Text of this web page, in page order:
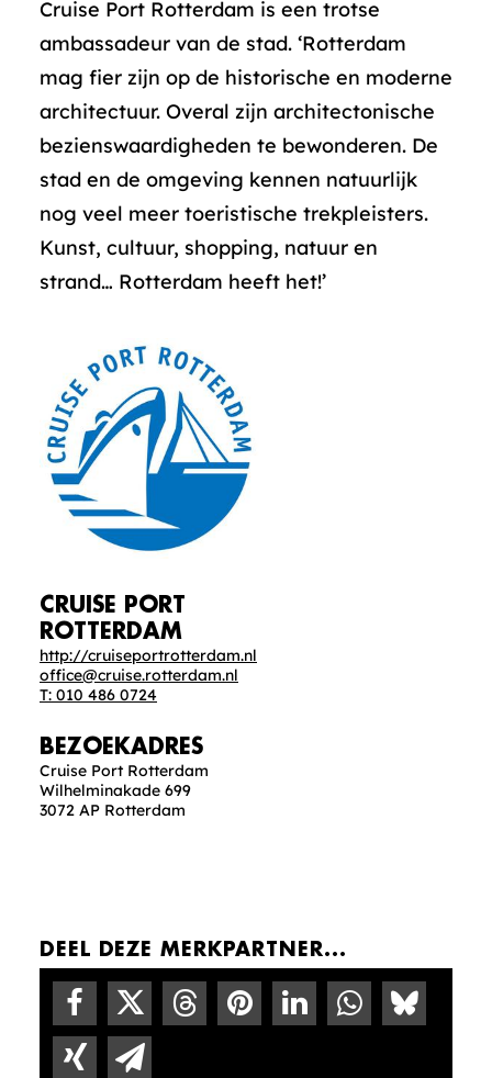
CRUISE PORT
ROTTERDAM
http://cruiseportrotterdam.nl
office@cruise.rotterdam.nl
T: 010 486 0724
BEZOEKADRES
Cruise Port Rotterdam
Wilhelminakade 699
3072 AP Rotterdam
Cruise Port Rotterdam is een trotse
ambassadeur van de stad. ‘Rotterdam
mag fier zijn op de historische en moderne
architectuur. Overal zijn architectonische
bezienswaardigheden te bewonderen. De
stad en de omgeving kennen natuurlijk
nog veel meer toeristische trekpleisters.
Kunst, cultuur, shopping, natuur en
strand… Rotterdam heeft het!’
DEEL DEZE MERKPARTNER...